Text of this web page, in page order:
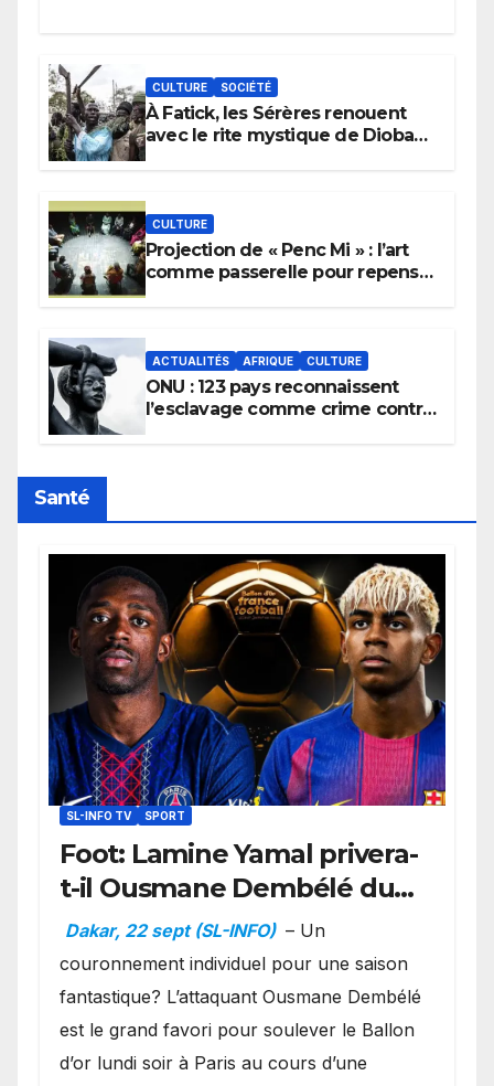
CULTURE SOCIÉTÉ
À Fatick, les Sérères renouent
avec le rite mystique de Diobaye
CULTURE
Projection de « Penc Mi » : l’art
comme passerelle pour repenser
ACTUALITÉS AFRIQUE CULTURE
ONU : 123 pays reconnaissent
l’esclavage comme crime contre
Santé
SL-INFO TV SPORT
Foot: Lamine Yamal privera-
t-il Ousmane Dembélé du
Ballon d’or ?
Dakar, 22 sept (SL-INFO) – Un
couronnement individuel pour une saison
fantastique? L’attaquant Ousmane Dembélé
est le grand favori pour soulever le Ballon
d’or lundi soir à Paris au cours d’une